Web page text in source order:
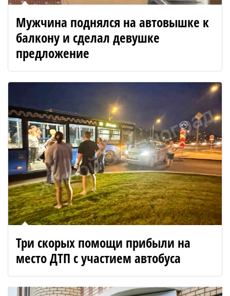
Мужчина поднялся на автовышке к
балкону и сделал девушке
предложение
Три скорых помощи прибыли на
место ДТП с участием автобуса